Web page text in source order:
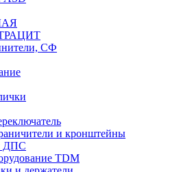
СФ
и кронштейны
ДПС
TDM